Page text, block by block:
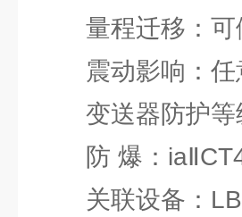
量程迁移：可
震动影响：任
变送器防护等
防 爆：iaⅡCT4
关联设备：